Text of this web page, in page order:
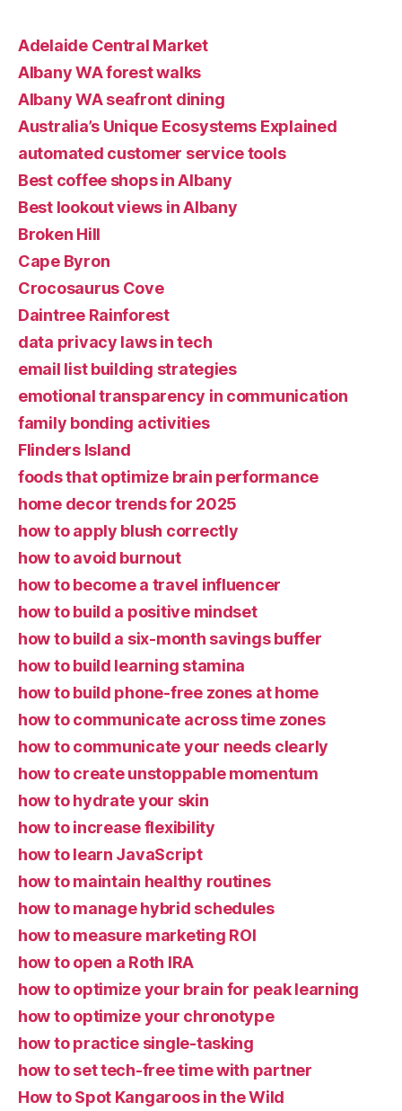
Adelaide Central Market
Albany WA forest walks
Albany WA seafront dining
Australia’s Unique Ecosystems Explained
automated customer service tools
Best coffee shops in Albany
Best lookout views in Albany
Broken Hill
Cape Byron
Crocosaurus Cove
Daintree Rainforest
data privacy laws in tech
email list building strategies
emotional transparency in communication
family bonding activities
Flinders Island
foods that optimize brain performance
home decor trends for 2025
how to apply blush correctly
how to avoid burnout
how to become a travel influencer
how to build a positive mindset
how to build a six-month savings buffer
how to build learning stamina
how to build phone-free zones at home
how to communicate across time zones
how to communicate your needs clearly
how to create unstoppable momentum
how to hydrate your skin
how to increase flexibility
how to learn JavaScript
how to maintain healthy routines
how to manage hybrid schedules
how to measure marketing ROI
how to open a Roth IRA
how to optimize your brain for peak learning
how to optimize your chronotype
how to practice single-tasking
how to set tech-free time with partner
How to Spot Kangaroos in the Wild